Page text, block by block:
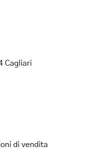
Cagliari
di vendita